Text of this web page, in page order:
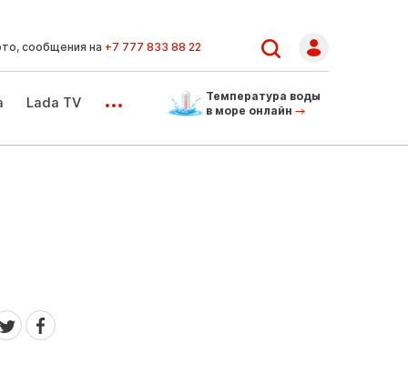
сообщения на +7 777 833 88 22
Lada TV ...
Температура воды
в море онлайн